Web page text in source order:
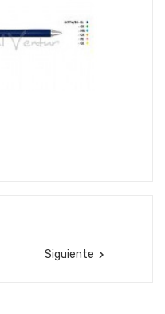
Siguiente 